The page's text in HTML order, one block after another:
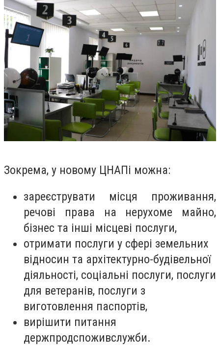
Зокрема, у новому ЦНАПі можна:
зареєструвати місця проживання,
речові права на нерухоме майно,
бізнес та інші місцеві послуги,
отримати послуги у сфері земельних
відносин та архітектурно-будівельної
діяльності, соціальні послуги, послуги
для ветеранів, послуги з
виготовлення паспортів,
вирішити питання
держпродспоживслужби.